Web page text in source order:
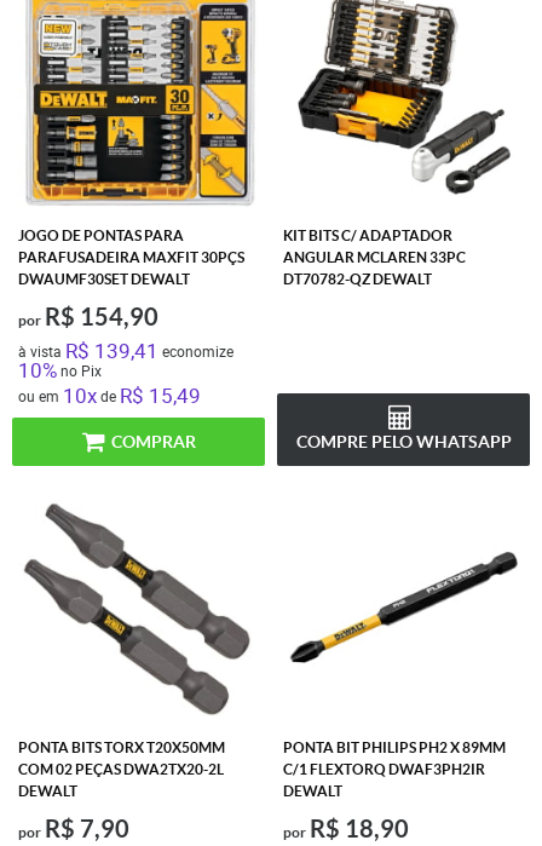
JOGO DE PONTAS PARA
PARAFUSADEIRA MAXFIT 30PÇS
DWAUMF30SET DEWALT
por R$ 154,90
à vista R$ 139,41 economize
10%no Pix
ou em 10xde R$ 15,49
COMPRAR
KIT BITS C/ ADAPTADOR
ANGULAR MCLAREN 33PC
DT70782-QZ DEWALT
COMPRE PELO WHATSAPP
PONTA BITS TORX T20X50MM
COM 02 PEÇAS DWA2TX20-2L
DEWALT
por R$ 7,90
PONTA BIT PHILIPS PH2 X 89MM
C/1 FLEXTORQ DWAF3PH2IR
DEWALT
por R$ 18,90